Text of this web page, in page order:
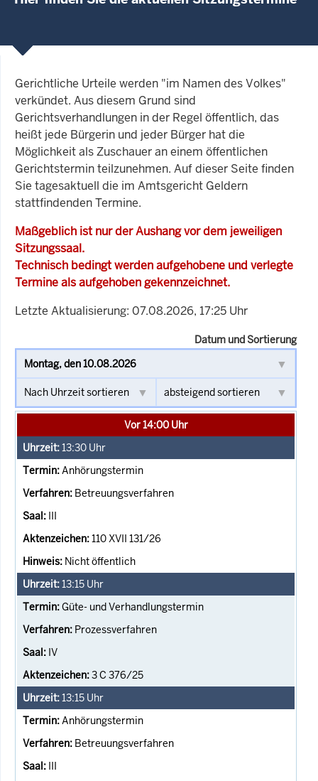
Gerichtliche Urteile werden "im Namen des Volkes"
verkündet. Aus diesem Grund sind
Gerichtsverhandlungen in der Regel öffentlich, das
heißt jede Bürgerin und jeder Bürger hat die
Möglichkeit als Zuschauer an einem öffentlichen
Gerichtstermin teilzunehmen. Auf dieser Seite finden
Sie tagesaktuell die im Amtsgericht Geldern
stattfindenden Termine.
Maßgeblich ist nur der Aushang vor dem jeweiligen
Sitzungssaal.
Technisch bedingt werden aufgehobene und verlegte
Termine als aufgehoben gekennzeichnet.
Letzte Aktualisierung: 07.08.2026, 17:25 Uhr
Datum und Sortierung
Vor 14:00 Uhr
13:30 Uhr
Anhörungstermin
Betreuungsverfahren
III
110 XVII 131/26
Nicht öffentlich
13:15 Uhr
Güte- und Verhandlungstermin
Prozessverfahren
IV
3 C 376/25
13:15 Uhr
Anhörungstermin
Betreuungsverfahren
III